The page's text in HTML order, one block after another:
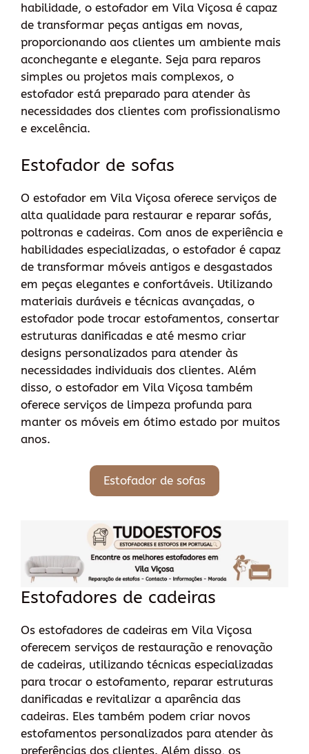
habilidade, o estofador em Vila Viçosa é capaz
de transformar peças antigas em novas,
proporcionando aos clientes um ambiente mais
aconchegante e elegante. Seja para reparos
simples ou projetos mais complexos, o
estofador está preparado para atender às
necessidades dos clientes com profissionalismo
e excelência.
Estofador de sofas
O estofador em Vila Viçosa oferece serviços de
alta qualidade para restaurar e reparar sofás,
poltronas e cadeiras. Com anos de experiência e
habilidades especializadas, o estofador é capaz
de transformar móveis antigos e desgastados
em peças elegantes e confortáveis. Utilizando
materiais duráveis e técnicas avançadas, o
estofador pode trocar estofamentos, consertar
estruturas danificadas e até mesmo criar
designs personalizados para atender às
necessidades individuais dos clientes. Além
disso, o estofador em Vila Viçosa também
oferece serviços de limpeza profunda para
manter os móveis em ótimo estado por muitos
anos.
Estofador de sofas
Estofadores de cadeiras
Os estofadores de cadeiras em Vila Viçosa
oferecem serviços de restauração e renovação
de cadeiras, utilizando técnicas especializadas
para trocar o estofamento, reparar estruturas
danificadas e revitalizar a aparência das
cadeiras. Eles também podem criar novos
estofamentos personalizados para atender às
preferências dos clientes. Além disso, os